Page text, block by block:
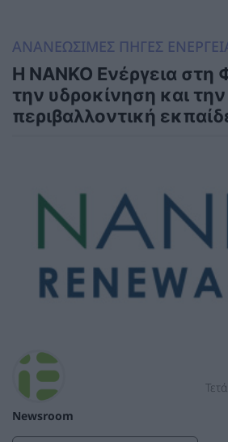
ΑΝΑΝΕΩΣΙΜΕΣ ΠΗΓΕΣ
Η NANKO Ενέργεια στη
την υδροκίνηση και την
περιβαλλοντική
Newsroom